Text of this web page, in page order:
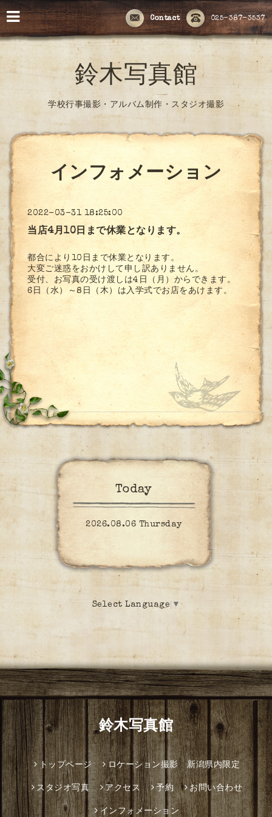
025-387-3537
Contact
鈴木写真館
学校行事撮影・アルバム制作・スタジオ撮影
インフォメーション
2022-03-31 18:25:00
当店4月10日まで休業となります。
都合により10日まで休業となります。
大変ご迷惑をおかけして申し訳ありません。
受付、お写真の受け渡しは4日（月）からできます。
6日（水）～8日（木）は入学式でお店をあけます。
Today
2026.08.06 Thursday
Select Language ▼
鈴木写真館
トップページ ロケーション撮影 新潟県内限定
スタジオ写真 アクセス 予約 お問い合わせ
インフォメーション